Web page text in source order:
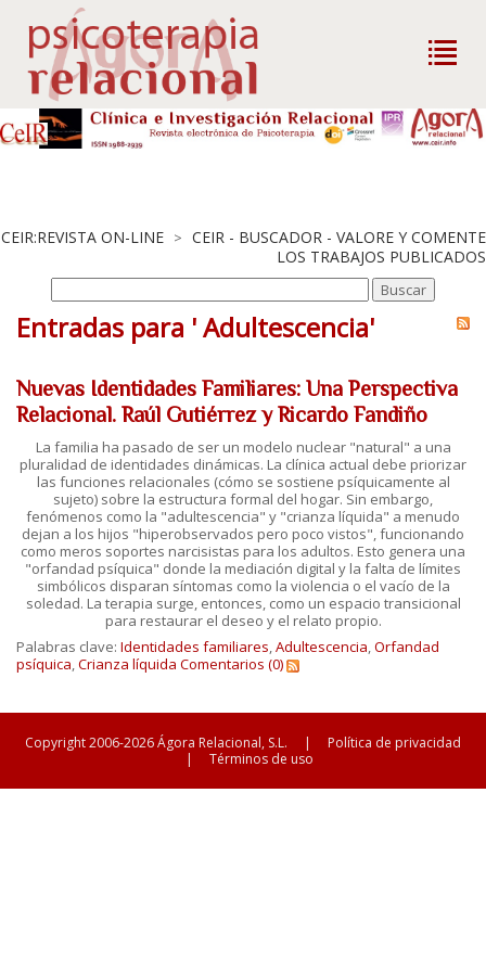
CEIR:REVISTA ON-LINE > CEIR - BUSCADOR - VALORE Y COMENTE
LOS TRABAJOS PUBLICADOS
Entradas para ' Adultescencia'
Nuevas Identidades Familiares: Una Perspectiva
Relacional. Raúl Gutiérrez y Ricardo Fandiño
La familia ha pasado de ser un modelo nuclear "natural" a una
pluralidad de identidades dinámicas. La clínica actual debe priorizar
las funciones relacionales (cómo se sostiene psíquicamente al
sujeto) sobre la estructura formal del hogar. Sin embargo,
fenómenos como la "adultescencia" y "crianza líquida" a menudo
dejan a los hijos "hiperobservados pero poco vistos", funcionando
como meros soportes narcisistas para los adultos. Esto genera una
"orfandad psíquica" donde la mediación digital y la falta de límites
simbólicos disparan síntomas como la violencia o el vacío de la
soledad. La terapia surge, entonces, como un espacio transicional
para restaurar el deseo y el relato propio.
Palabras clave: Identidades familiares,Adultescencia,Orfandad
psíquica,Crianza líquida Comentarios (0)
Copyright 2006-2026 Ágora Relacional, S.L. |
Política de privacidad
|
Términos de uso